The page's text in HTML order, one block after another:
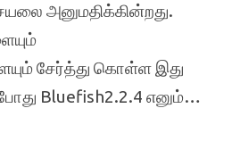
அனுமதிக்கின்றது.
சேர்த்து கொள்ள இது
Bluefish2.2.4 எனும்…